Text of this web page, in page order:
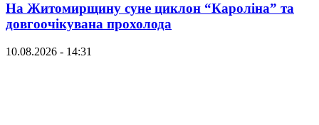
На Житомирщину суне циклон “Кароліна” та
довгоочікувана прохолода
10.08.2026 - 14:31